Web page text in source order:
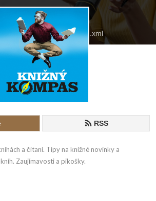
kniznykompas/feed.xml
RSS
a čítaní. Tipy na knižné novinky a
Zaujímavosti a pikošky.